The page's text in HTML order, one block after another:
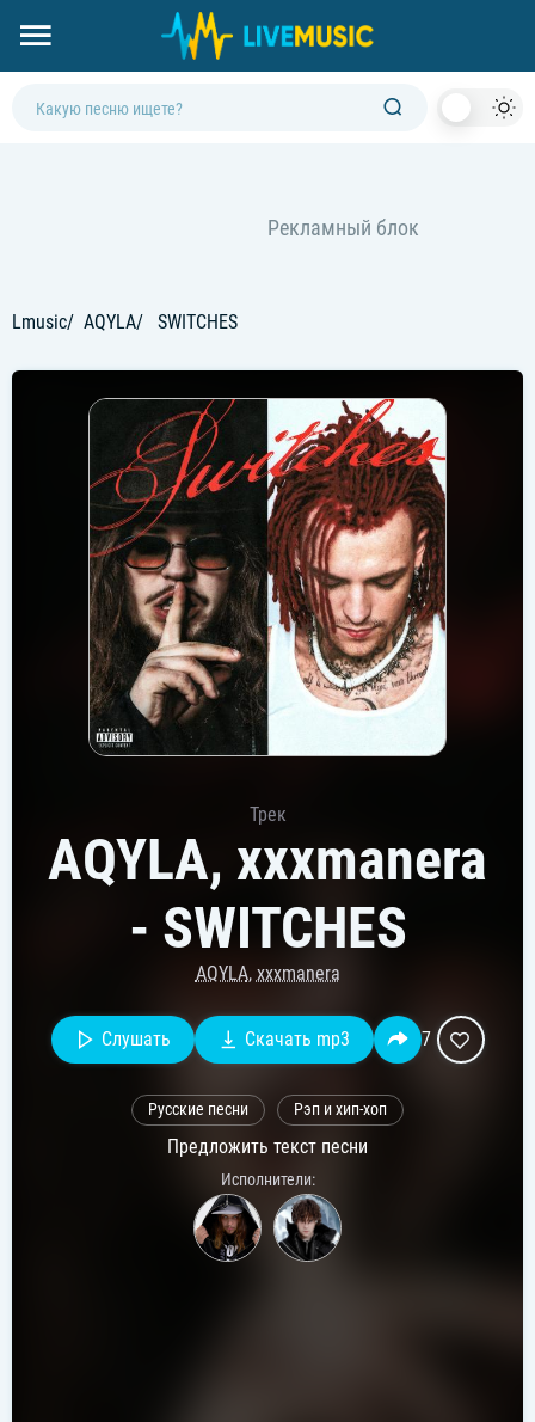
Lmusic AQYLA SWITCHES
Трек
AQYLA, xxxmanera
- SWITCHES
AQYLA, xxxmanera
Слушать Скачать mp3 7
Русские песни Рэп и хип-хоп
Предложить текст песни
Исполнители: